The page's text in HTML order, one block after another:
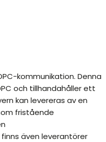
kommunikation. Denna
och tillhandahåller ett
kan levereras av en
fristående
även leverantörer